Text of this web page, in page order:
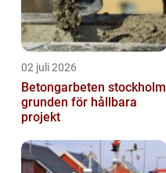
02 juli 2026
Betongarbeten stockholm
grunden för hållbara
projekt